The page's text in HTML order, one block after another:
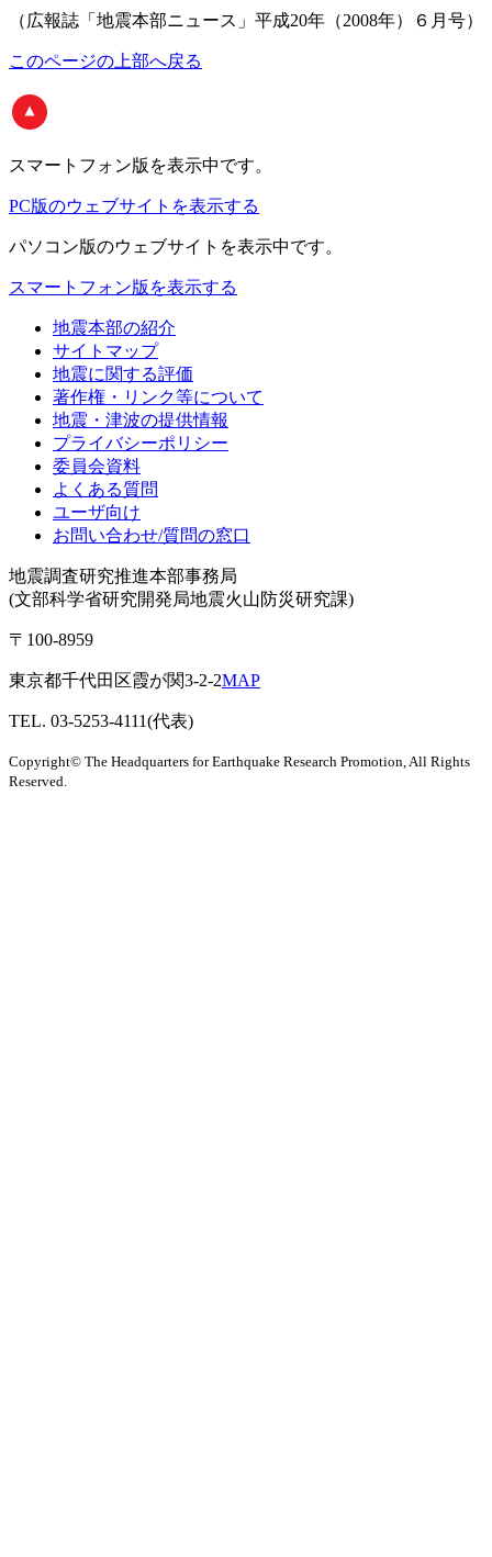
（広報誌「地震本部ニュース」平成20年（2008年）６月号）
このページの上部へ戻る
スマートフォン版 を表示中です。
PC版のウェブサイトを表示する
パソコン版のウェブサイトを表示中です。
スマートフォン版を表示する
地震本部の紹介
サイトマップ
地震に関する評価
著作権・リンク等について
地震・津波の提供情報
プライバシーポリシー
委員会資料
よくある質問
ユーザ向け
お問い合わせ/質問の窓口
地震調査研究推進本部事務局
(文部科学省研究開発局地震火山防災研究課)
〒100-8959
東京都千代田区霞が関3-2-2MAP
TEL. 03-5253-4111(代表)
Copyright© The Headquarters for Earthquake Research Promotion, All Rights
Reserved.